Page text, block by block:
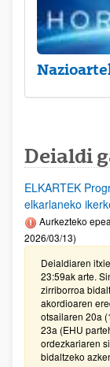
Deialdi
ELKARTEK
elkarlaneko
Aurkezteko
2026/03/13)
Deialdiaren
23:59ak arte.
zirriborroa
akordioaren
otsailaren 20a
23a (EHU
ordezkariaren
bidaltzeko